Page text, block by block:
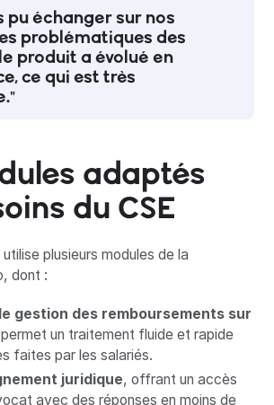
pu échanger sur nos
problématiques des
produit a évolué en
ce qui est très
adaptés
du CSE
plusieurs modules de la
dont :
gestion des remboursements sur
un traitement fluide et rapide
faites par les salariés.
juridique, offrant un accès
avec des réponses en moins de